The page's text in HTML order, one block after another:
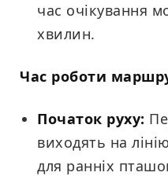
час очікування
хвилин.
Час роботи
Початок руху:
виходять на
для ранніх